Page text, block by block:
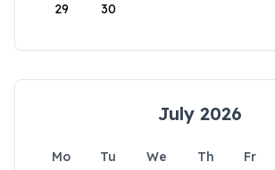
29 30
July 2026
Mo Tu We Th Fr